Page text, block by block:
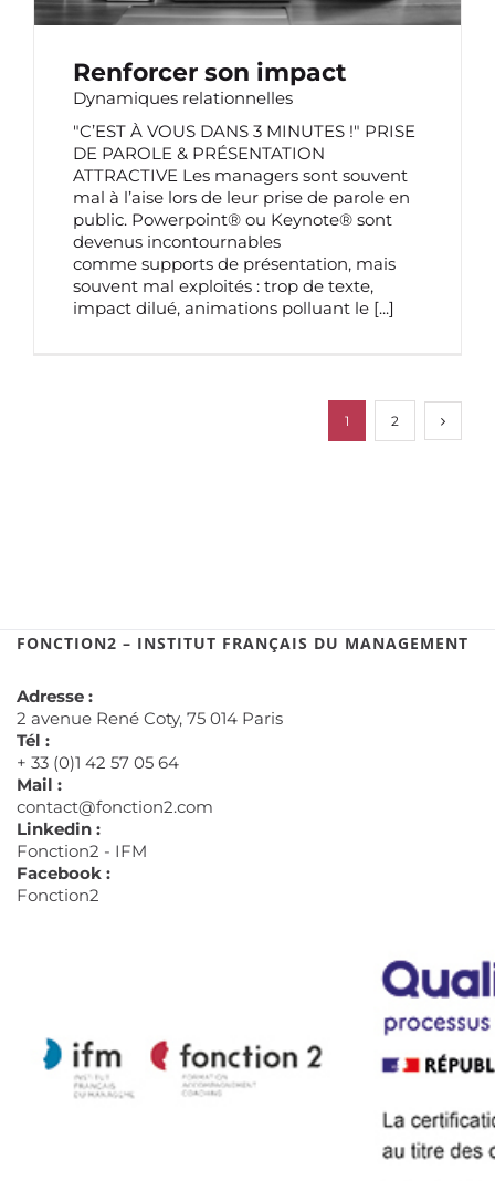
Renforcer son impact
Dynamiques relationnelles
"C’EST À VOUS DANS 3 MINUTES !" PRISE
DE PAROLE & PRÉSENTATION
ATTRACTIVE Les managers sont souvent
mal à l’aise lors de leur prise de parole en
public. Powerpoint® ou Keynote® sont
devenus incontournables
comme supports de présentation, mais
souvent mal exploités : trop de texte,
impact dilué, animations polluant le [...]
1 2
FONCTION2 – INSTITUT FRANÇAIS DU MANAGEMENT
Adresse :
2 avenue René Coty, 75 014 Paris
Tél :
+ 33 (0)1 42 57 05 64
Mail :
contact@fonction2.com
Linkedin :
Fonction2 - IFM
Facebook :
Fonction2